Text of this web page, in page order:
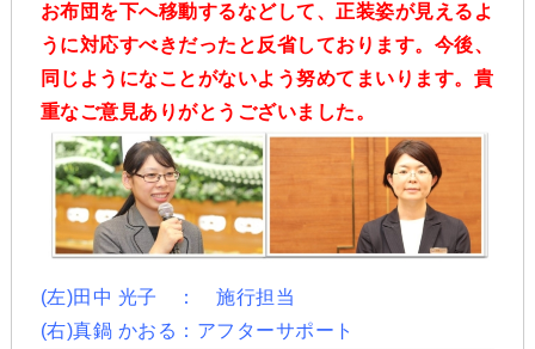
お布団を下へ移動するなどして、正装姿が見えるよ
うに対応すべきだったと反省しております。今後、
同じようになことがないよう努めてまいります。貴
重なご意見ありがとうございました。
(左)田中 光子 ： 施行担当
(右)真鍋 かおる：アフターサポート